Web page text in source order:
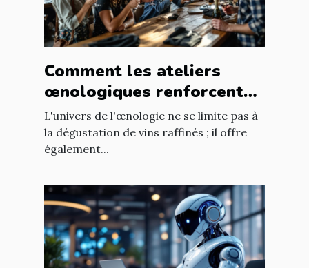
Comment les ateliers
œnologiques renforcent
les liens professionnels ?
L'univers de l'œnologie ne se limite pas à
la dégustation de vins raffinés ; il offre
également...